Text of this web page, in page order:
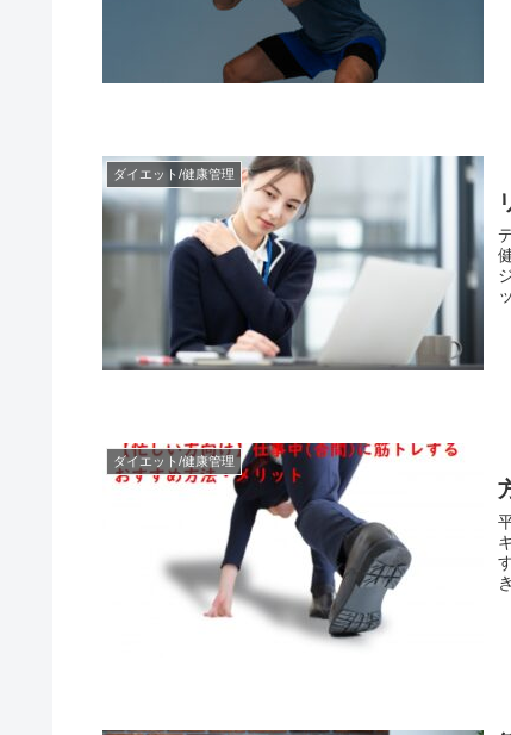
ダイエット/健康管理
ダイエット/健康管理